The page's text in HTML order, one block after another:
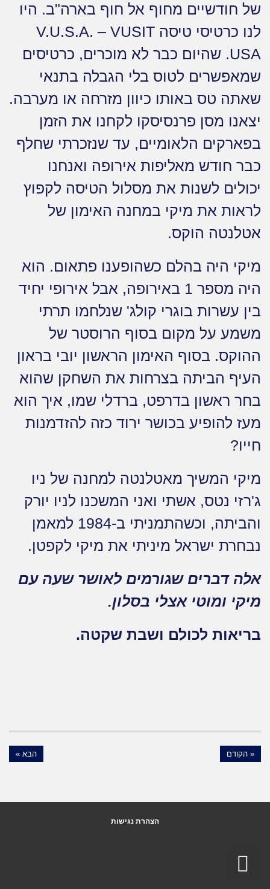
של חודשיים מחוף אל חוף בארה"ב. היו
לנו כרטיסי טיסה V.U.S.A. – VUSIT
USA. שהיום כבר לא מוכרים, כרטיסים
שמאפשרים לטוס בלי הגבלה בתנאי
שאתה טס באותו כיוון מזרחה או מערבה.
יצאנו מסן פרנסיסקו לקחנו את הזמן
בפארקים הלאומיים, עד שנזכרתי שחלף
כבר חודש מאליפות אירופה ואנחנו
יכולים לשנות את מסלול הטיסה לקפוץ
לראות את מיקי במחנה האימון של
אטלנטה הוקס.
מיקי היה בהלם כשהופענו פתאום. הוא
היה מספר 1 באירופה, אבל אירופי יחיד
בין עשרות בוגרי קולג' שנלחמו תרתי
משמע על מקום בסוף הרוסטר של
ההוקס. בסוף האימון הראשון יובי בראון
העיף הביתה בצרחות את השחקן שהוא
בחר ראשון בדרפט, ברדלי שמו, איך הוא
מעז להופיע בכושר ירוד כזה להזדמנות
חייו?
מיקי המשיך מאטלנטה למחנה של ניו
ג'רזי נטס, אשתי ואני המשכנו לניו יורק
והביתה, וכשהתמניתי ב-1984 למאמן
נבחרת ישראל מיניתי את מיקי לקפטן.
אלה דברים שגורמים לאושר שעה עם
מיקי ומוטי אצלי בסלון.
בריאות לכולם ושבת שקטה.
« הקודם הבא »
הצהרת נגישות